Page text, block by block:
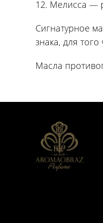
12. Мелисса —
Сигнатурное
знака, для
Масла